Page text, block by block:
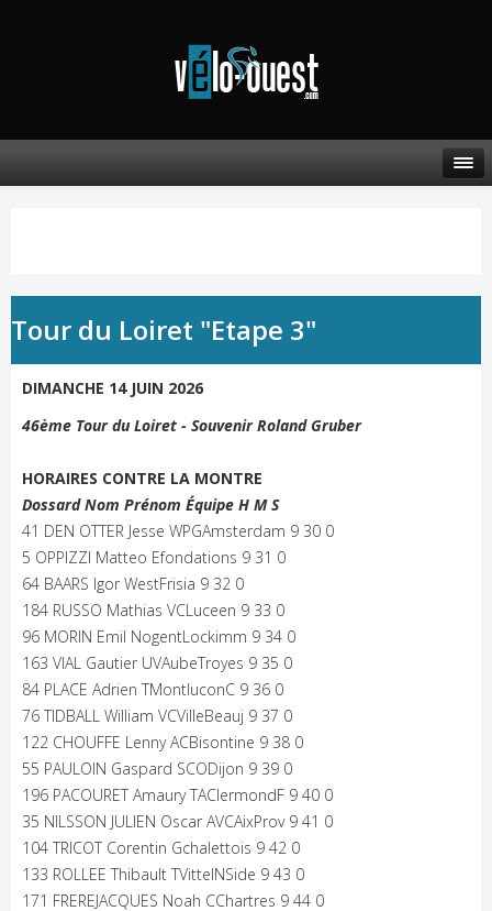
Tour du Loiret "Etape 3"
DIMANCHE 14 JUIN 2026
46ème Tour du Loiret - Souvenir Roland Gruber
HORAIRES CONTRE LA MONTRE
Dossard Nom Prénom Équipe H M S
41 DEN OTTER Jesse WPGAmsterdam 9 30 0
5 OPPIZZI Matteo Efondations 9 31 0
64 BAARS Igor WestFrisia 9 32 0
184 RUSSO Mathias VCLuceen 9 33 0
96 MORIN Emil NogentLockimm 9 34 0
163 VIAL Gautier UVAubeTroyes 9 35 0
84 PLACE Adrien TMontluconC 9 36 0
76 TIDBALL William VCVilleBeauj 9 37 0
122 CHOUFFE Lenny ACBisontine 9 38 0
55 PAULOIN Gaspard SCODijon 9 39 0
196 PACOURET Amaury TAClermondF 9 40 0
35 NILSSON JULIEN Oscar AVCAixProv 9 41 0
104 TRICOT Corentin Gchalettois 9 42 0
133 ROLLEE Thibault TVittelNSide 9 43 0
171 FREREJACQUES Noah CChartres 9 44 0